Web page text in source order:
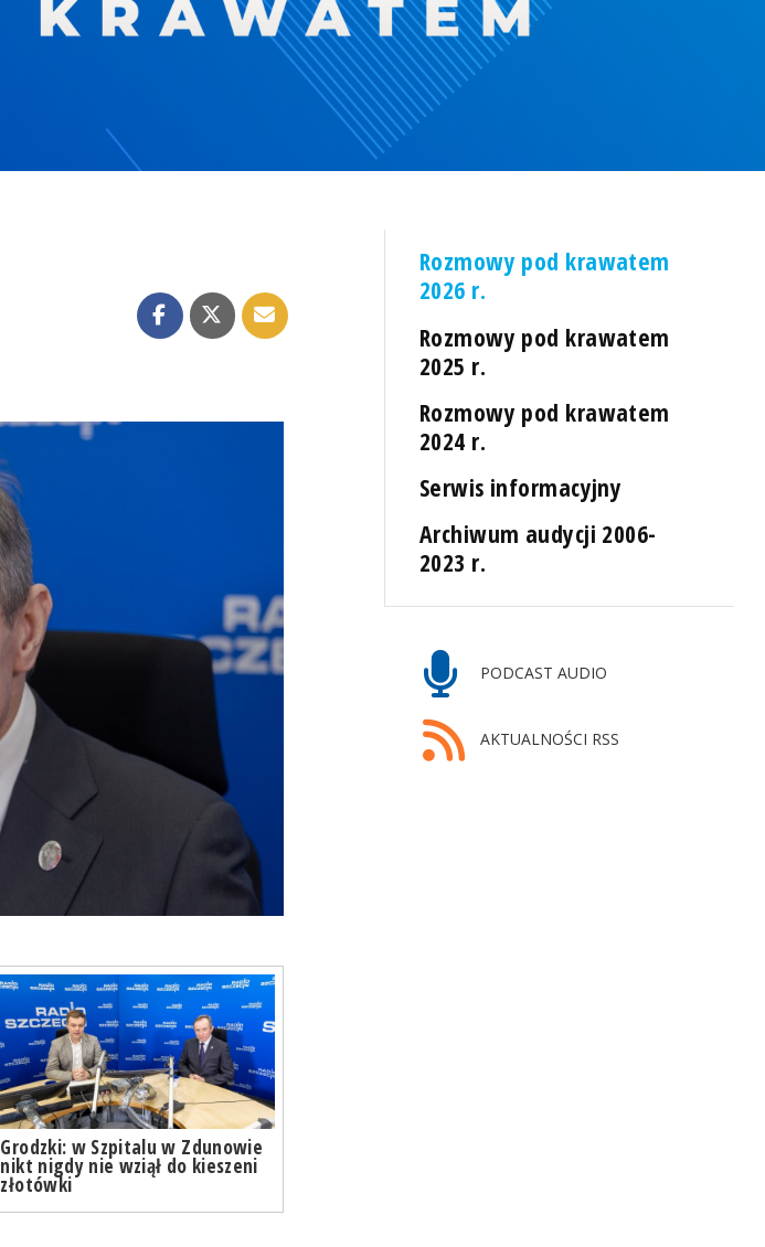
Grodzki: w Szpitalu w Zdunowie
nikt nigdy nie wziął do kieszeni
złotówki
Rozmowy pod krawatem
2026 r.
Rozmowy pod krawatem
2025 r.
Rozmowy pod krawatem
2024 r.
Serwis informacyjny
Archiwum audycji 2006-
2023 r.
PODCAST AUDIO
AKTUALNOŚCI RSS